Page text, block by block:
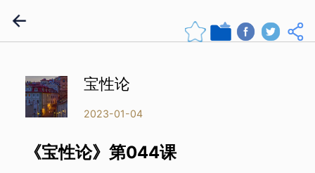
宝性论
2023-01-04
《宝性论》第044课